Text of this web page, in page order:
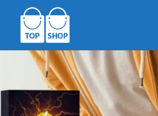
TopShop-EU.com